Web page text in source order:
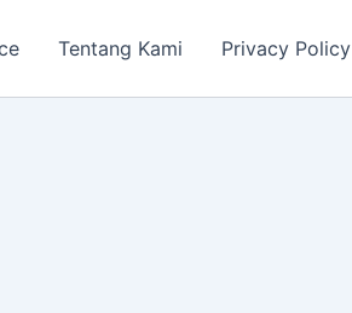
Tentang Kami Privacy Policy